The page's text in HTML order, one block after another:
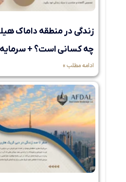
زندگی در منطقه داماک
چه کسانی است؟ + سرمایه
ادامه مطلب »